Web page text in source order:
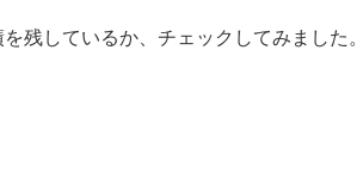
残しているか、チェックしてみました。